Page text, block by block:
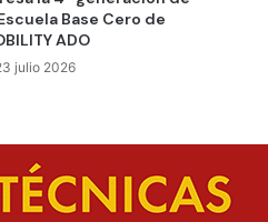
Base Cero de
ADO
julio 2026